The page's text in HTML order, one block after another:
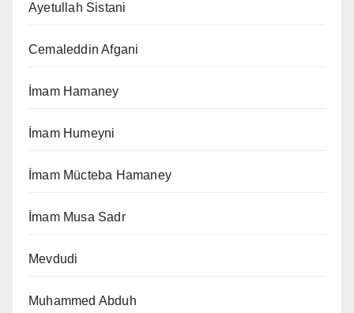
Ayetullah Sistani
Cemaleddin Afgani
İmam Hamaney
İmam Humeyni
İmam Mücteba Hamaney
İmam Musa Sadr
Mevdudi
Muhammed Abduh